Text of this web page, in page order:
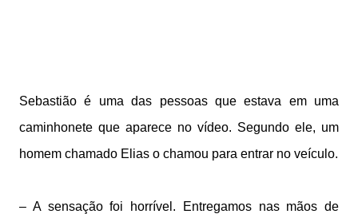
Sebastião é uma das pessoas que estava em uma
caminhonete que aparece no vídeo. Segundo ele, um
homem chamado Elias o chamou para entrar no veículo.
– A sensação foi horrível. Entregamos nas mãos de